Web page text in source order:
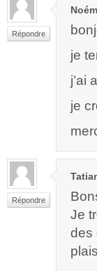
Répondre
je
j’ai
je
Répondre
Je
des